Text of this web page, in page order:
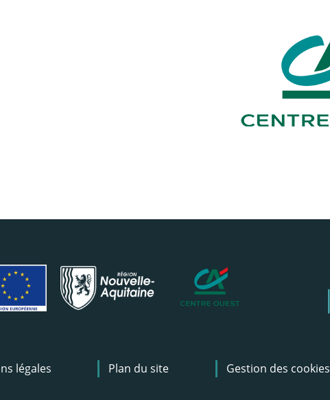
légales Plan du site Gestion des cookies